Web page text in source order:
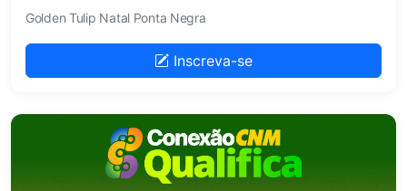
Golden Tulip Natal Ponta Negra
Inscreva-se